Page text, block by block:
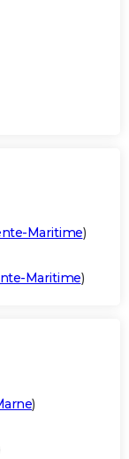
Maritime)
Maritime)
)